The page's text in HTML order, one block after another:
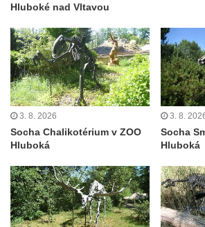
Pomník na paměť zrušení roboty v Plavu
Socha vodníka v Plavu
Socha svatého Jana Nepomuckého v
Třebušíně
Pamětní deska Johanna Nepomuka
Fischera na domě čp. 5/16 na třídě 9.
Pamětní deska Johanna Neumanna
severně od Tokáně
Obrázek svatého Huberta na buku
Huberta
Hluboké nad Vltavou
3. 8. 2026
Socha Chalikotérium v ZOO
Hluboká
3. 8.
Socha
Hluboká